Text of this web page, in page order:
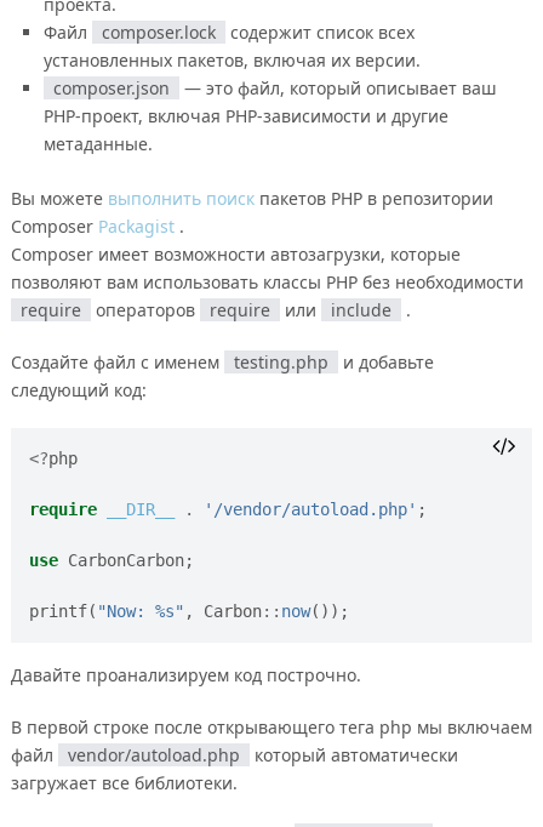
Файл
composer.lock
содержит список всех
установленных пакетов, включая их версии.
composer.json
— это файл, который описывает ваш
PHP-проект, включая PHP-зависимости и другие
метаданные.
Вы можете выполнить поискпакетов PHP в репозитории
Composer Packagist.
Composer имеет возможности автозагрузки, которые
позволяют вам использовать классы PHP без необходимости
require
операторов require или include .
Создайте файл с именем testing.php
и добавьте
следующий код:
<?php
require __DIR__ . '/vendor/autoload.php' ;
use CarbonCarbon;
printf( "Now: %s" , Carbon:: now());
Давайте проанализируем код построчно.
В первой строке после открывающего тега php мы включаем
файл
vendor/autoload.php
который автоматически
загружает все библиотеки.